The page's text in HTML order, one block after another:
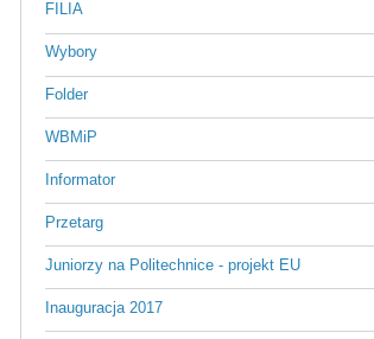
FILIA
Wybory
Folder
WBMiP
Informator
Przetarg
Juniorzy na Politechnice - projekt EU
Inauguracja 2017